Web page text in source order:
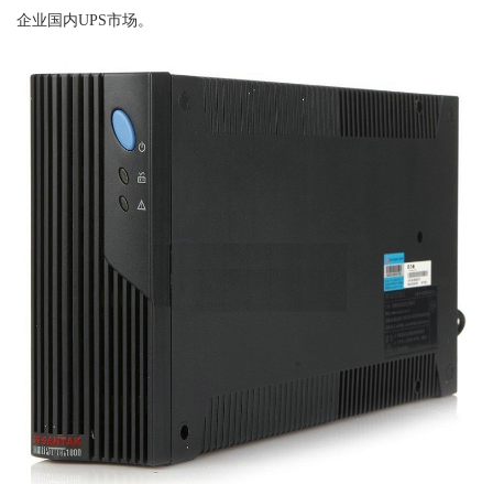
企业国内UPS市场。